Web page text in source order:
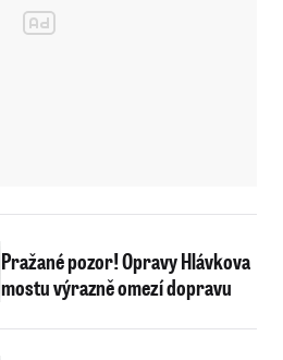
Pražané pozor! Opravy Hlávkova
mostu výrazně omezí dopravu